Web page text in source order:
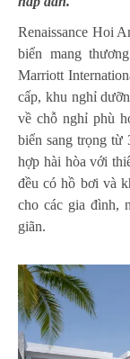
Renaissance Hoi
biển mang
Marriott
cấp, khu nghỉ
về chỗ nghỉ phù
biển sang trọng từ
hợp hài hòa với
đều có hồ bơi và
cho các gia đình,
giãn.